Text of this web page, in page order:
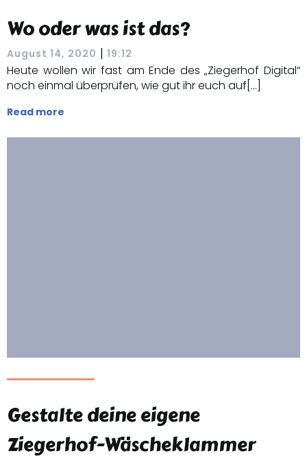
Wo oder was ist das?
August 14, 2020 | 19:12
Heute wollen wir fast am Ende des „Ziegerhof Digital“
noch einmal überprüfen, wie gut ihr euch auf[…]
Read more
Gestalte deine eigene
Ziegerhof-Wäscheklammer